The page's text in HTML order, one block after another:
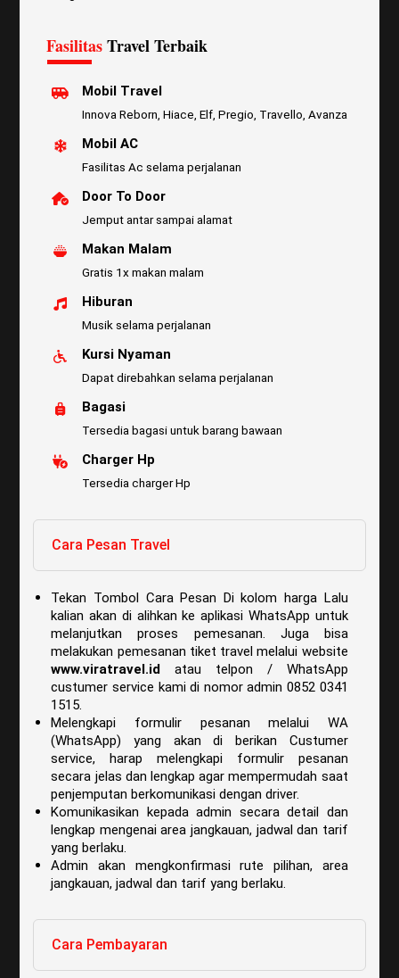
FasilitasTravel Terbaik
Mobil Travel
Innova Reborn, Hiace, Elf, Pregio, Travello, Avanza
Mobil AC
Fasilitas Ac selama perjalanan
Door To Door
Jemput antar sampai alamat
Makan Malam
Gratis 1x makan malam
Hiburan
Musik selama perjalanan
Kursi Nyaman
Dapat direbahkan selama perjalanan
Bagasi
Tersedia bagasi untuk barang bawaan
Charger Hp
Tersedia charger Hp
Cara Pesan Travel
Tekan Tombol Cara Pesan Di kolom harga Lalu
kalian akan di alihkan ke aplikasi WhatsApp untuk
melanjutkan proses pemesanan. Juga bisa
melakukan pemesanan tiket travel melalui website
www.viratravel.id atau telpon / WhatsApp
custumer service kami di nomor admin 0852 0341
1515.
Melengkapi formulir pesanan melalui WA
(WhatsApp) yang akan di berikan Custumer
service, harap melengkapi formulir pesanan
secara jelas dan lengkap agar mempermudah saat
penjemputan berkomunikasi dengan driver.
Komunikasikan kepada admin secara detail dan
lengkap mengenai area jangkauan, jadwal dan tarif
yang berlaku.
Admin akan mengkonfirmasi rute pilihan, area
jangkauan, jadwal dan tarif yang berlaku.
Cara Pembayaran